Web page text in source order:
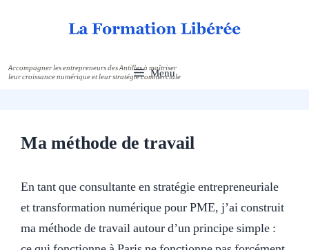
Menu
Ma méthode de travail
En tant que consultante en stratégie entrepreneuriale
et transformation numérique pour PME, j’ai construit
ma méthode de travail autour d’un principe simple :